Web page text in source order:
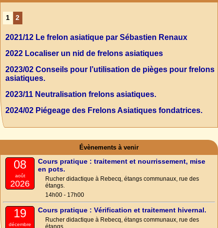
1 2
2021/12 Le frelon asiatique par Sébastien Renaux
2022 Localiser un nid de frelons asiatiques
2023/02 Conseils pour l’utilisation de pièges pour frelons
asiatiques.
2023/11 Neutralisation frelons asiatiques.
2024/02 Piégeage des Frelons Asiatiques fondatrices.
Évènements à venir
08
août
2026
Cours pratique : traitement et nourrissement, mise
en pots.
Rucher didactique à Rebecq, étangs communaux, rue des
étangs.
14h00 - 17h00
19
décembre
Cours pratique : Vérification et traitement hivernal.
Rucher didactique à Rebecq, étangs communaux, rue des
étangs.